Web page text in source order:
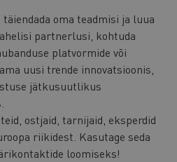
oma teadmisi ja luua
partnerlusi, kohtuda
platvormide või
uusi trende innovatsioonis,
jätkusuutlikus
ostjaid, tarnijaid, eksperdid
riikidest. Kasutage seda
loomiseks!